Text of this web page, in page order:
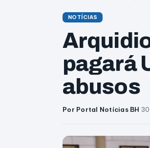
NOTÍCIAS
pagará
abusos
Por Portal Notícias BH·